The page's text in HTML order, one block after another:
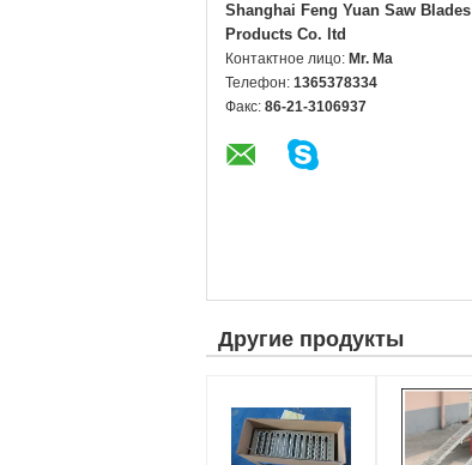
Shanghai Feng Yuan Saw Blades
Products Co. ltd
Контактное лицо: Mr. Ma
Телефон: 1365378334
Факс: 86-21-3106937
Другие продукты